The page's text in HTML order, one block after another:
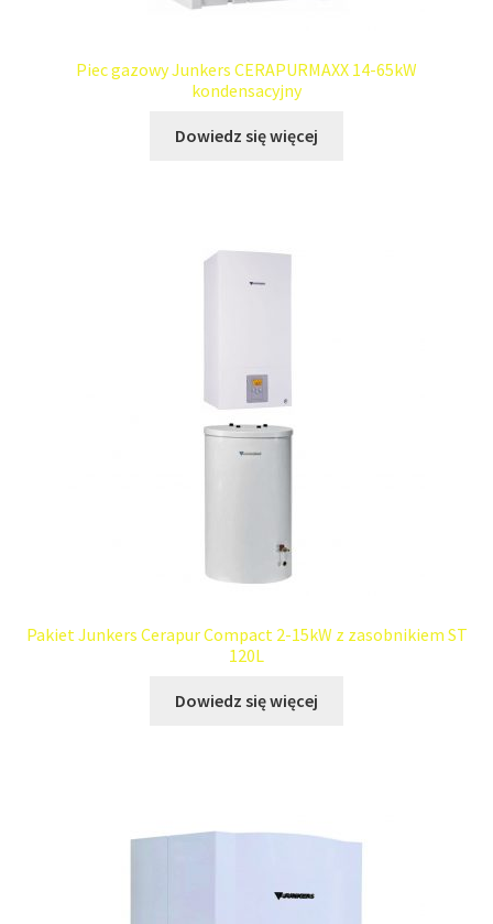
Piec gazowy Junkers CERAPURMAXX 14-65kW
kondensacyjny
Dowiedz się więcej
Pakiet Junkers Cerapur Compact 2-15kW z zasobnikiem ST
120L
Dowiedz się więcej